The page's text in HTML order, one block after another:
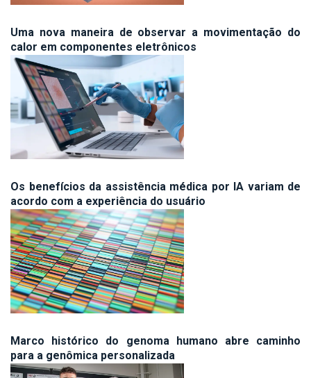
Uma nova maneira de observar a movimentação do
calor em componentes eletrônicos
Os benefícios da assistência médica por IA variam de
acordo com a experiência do usuário
Marco histórico do genoma humano abre caminho
para a genômica personalizada